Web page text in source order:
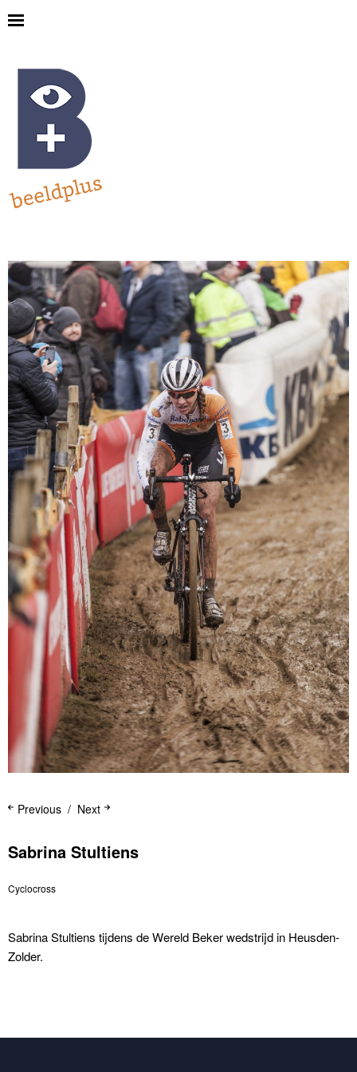
Next
Previous
Sabrina Stultiens
Cyclocross
Sabrina Stultiens tijdens de Wereld Beker wedstrijd in Heusden-
Zolder.